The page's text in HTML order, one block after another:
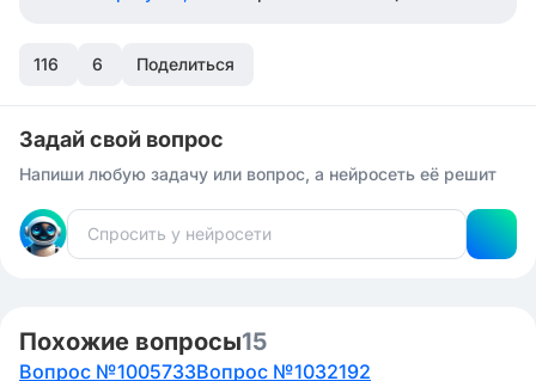
116 6 Поделиться
Задай свой вопрос
Напиши любую задачу или вопрос, а нейросеть её решит
Похожие вопросы15
Вопрос №1005733Вопрос №1032192